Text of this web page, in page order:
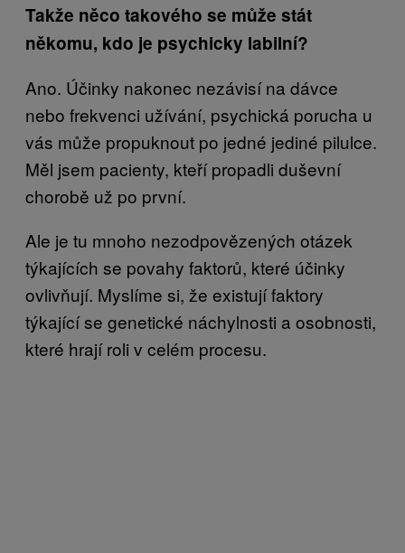
Takže něco takového se může stát
někomu, kdo je psychicky labilní?
Ano. Účinky nakonec nezávisí na dávce
nebo frekvenci užívání, psychická porucha u
vás může propuknout po jedné jediné pilulce.
Měl jsem pacienty, kteří propadli duševní
chorobě už po první.
Ale je tu mnoho nezodpovězených otázek
týkajících se povahy faktorů, které účinky
ovlivňují. Myslíme si, že existují faktory
týkající se genetické náchylnosti a osobnosti,
které hrají roli v celém procesu.